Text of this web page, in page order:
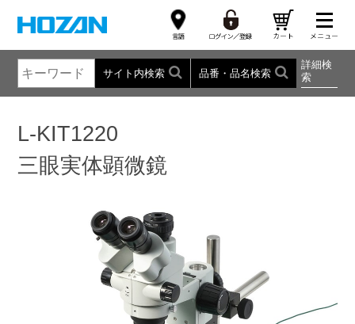
サイト内検索 品番・品名検索
詳細検
索
L-KIT1220
三眼実体顕微鏡